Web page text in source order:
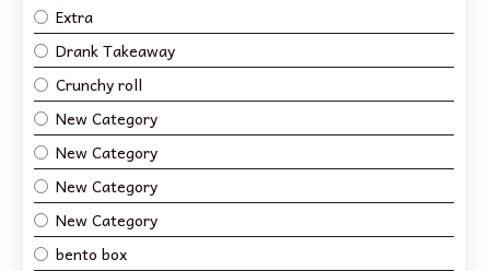
Extra
Drank Takeaway
Crunchy roll
New Category
New Category
New Category
New Category
bento box